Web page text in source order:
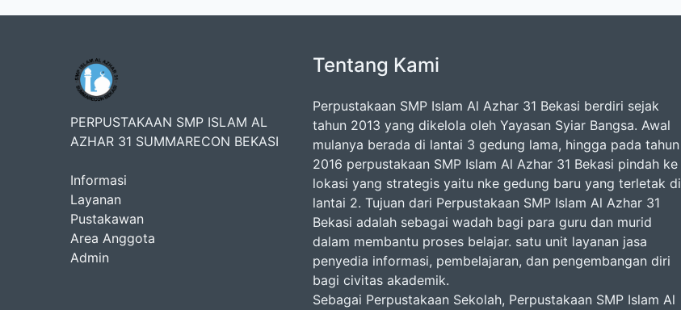
PERPUSTAKAAN SMP ISLAM AL
AZHAR 31 SUMMARECON BEKASI
Informasi
Layanan
Pustakawan
Area Anggota
Admin
Tentang Kami
Perpustakaan SMP Islam Al Azhar 31 Bekasi berdiri sejak
tahun 2013 yang dikelola oleh Yayasan Syiar Bangsa. Awal
mulanya berada di lantai 3 gedung lama, hingga pada tahun
2016 perpustakaan SMP Islam Al Azhar 31 Bekasi pindah ke
lokasi yang strategis yaitu nke gedung baru yang terletak di
lantai 2. Tujuan dari Perpustakaan SMP Islam Al Azhar 31
Bekasi adalah sebagai wadah bagi para guru dan murid
dalam membantu proses belajar. satu unit layanan jasa
penyedia informasi, pembelajaran, dan pengembangan diri
bagi civitas akademik.
Sebagai Perpustakaan Sekolah, Perpustakaan SMP Islam Al